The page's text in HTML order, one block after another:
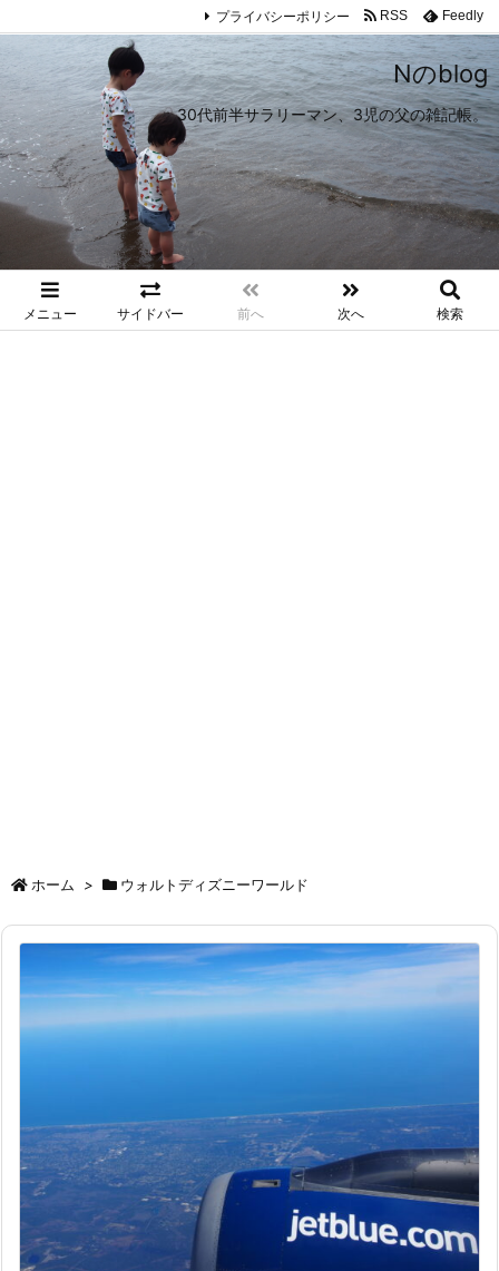
Nのblog
30代前半サラリーマン、3児の父の雑記帳。
メニュー サイドバー 前へ 次へ 検索
プライバシーポリシー RSS Feedly
ホーム > ウォルトディズニーワールド